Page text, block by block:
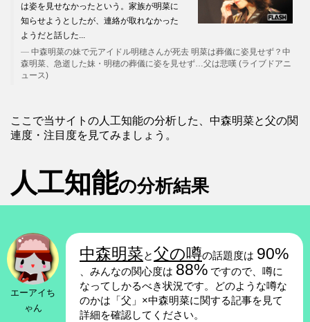
は姿を見せなかったという。家族が明菜に
知らせようとしたが、連絡が取れなかった
ようだと話した...
中森明菜の妹で元アイドル明穂さんが死去 明菜は葬儀に姿見せず？中
森明菜、急逝した妹・明穂の葬儀に姿を見せず…父は悲嘆 (ライブドアニ
ュース)
ここで当サイトの人工知能の分析した、中森明菜と父の関
連度・注目度を見てみましょう。
人工知能の分析結果
エーアイち
ゃん
中森明菜と父の噂の話題度は 90%
、みんなの関心度は 88% ですので、噂に
なってしかるべき状況です。どのような噂な
のかは「父」×中森明菜に関する記事を見て
詳細を確認してください。